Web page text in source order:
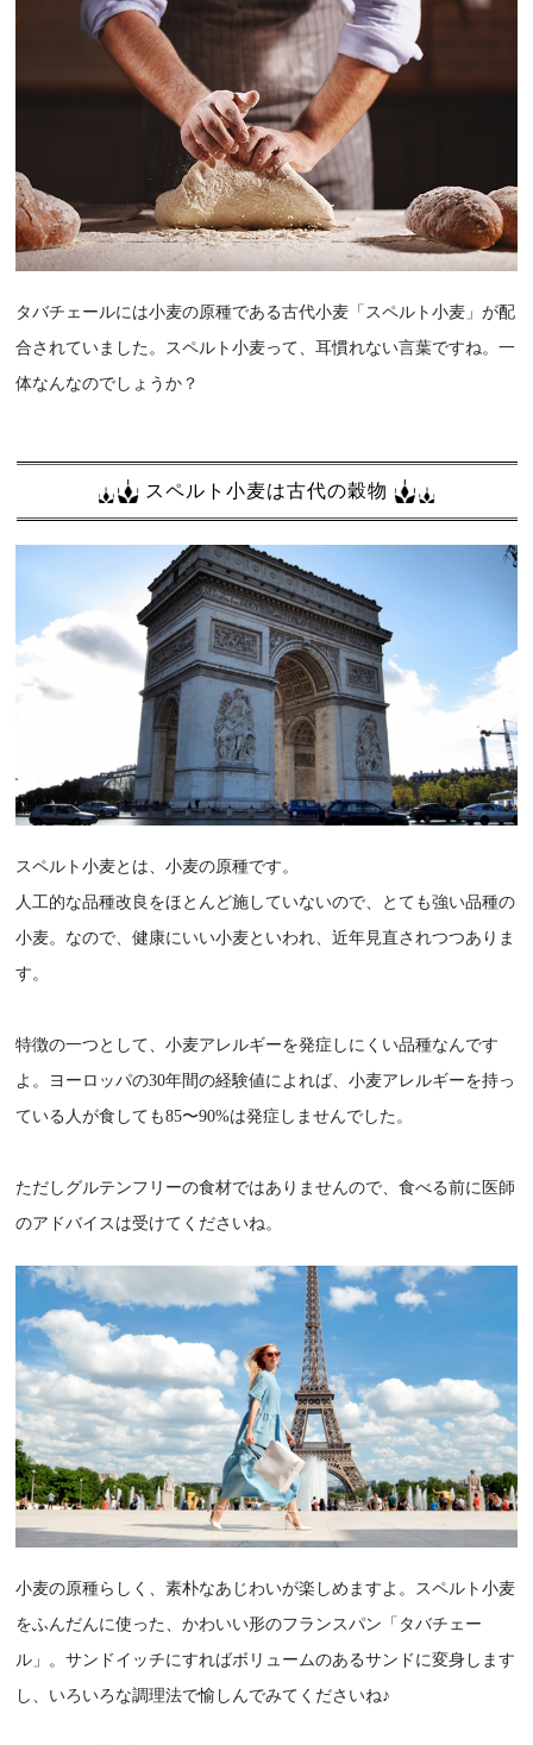
タバチェールには小麦の原種である古代小麦「スペルト小麦」が配
合されていました。スペルト小麦って、耳慣れない言葉ですね。一
体なんなのでしょうか？
スペルト小麦は古代の穀物
スペルト小麦とは、小麦の原種です。
人工的な品種改良をほとんど施していないので、とても強い品種の
小麦。なので、健康にいい小麦といわれ、近年見直されつつありま
す。
特徴の一つとして、小麦アレルギーを発症しにくい品種なんです
よ。ヨーロッパの30年間の経験値によれば、小麦アレルギーを持っ
ている人が食しても85〜90%は発症しませんでした。
ただしグルテンフリーの食材ではありませんので、食べる前に医師
のアドバイスは受けてくださいね。
小麦の原種らしく、素朴なあじわいが楽しめますよ。スペルト小麦
をふんだんに使った、かわいい形のフランスパン「タバチェー
ル」。サンドイッチにすればボリュームのあるサンドに変身します
し、いろいろな調理法で愉しんでみてくださいね♪